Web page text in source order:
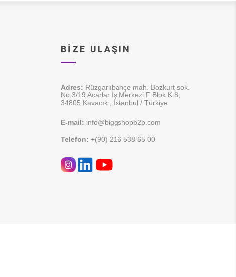
BIZE ULAŞIN
Adres: Rüzgarlıbahçe mah. Bozkurt sok.
No:3/19 Acarlar İş Merkezi F Blok K:8,
34805 Kavacık , İstanbul / Türkiye
E-mail: info@biggshopb2b.com
Telefon: +(90) 216 538 65 00